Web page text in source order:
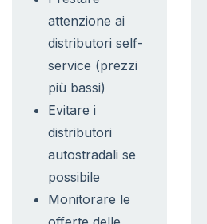
attenzione ai
distributori self-
service (prezzi
più bassi)
Evitare i
distributori
autostradali se
possibile
Monitorare le